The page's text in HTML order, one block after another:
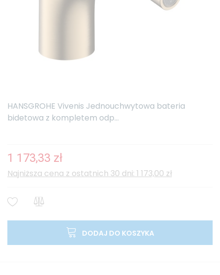
HANSGROHE Vivenis Jednouchwytowa bateria
bidetowa z kompletem odp...
1 173,33 zł
Najniższa cena z ostatnich 30 dni: 1 173,00 zł
DODAJ DO KOSZYKA